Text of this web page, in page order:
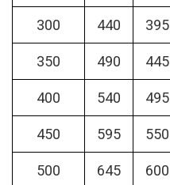
300 440 395
350 490 445
400 540 495
450 595 550
500 645 600